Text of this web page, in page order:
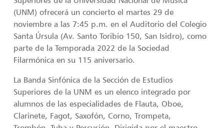
(UNM) ofrecerá un concierto el martes 29 de
noviembre a las 7:45 p.m. en el Auditorio del Colegio
Santa Úrsula (Av. Santo Toribio 150, San Isidro), como
parte de la Temporada 2022 de la Sociedad
Filarmónica en su 115 aniversario.
La Banda Sinfónica de la Sección de Estudios
Superiores de la UNM es un elenco integrado por
alumnos de las especialidades de Flauta, Oboe,
Clarinete, Fagot, Saxofón, Corno, Trompeta,